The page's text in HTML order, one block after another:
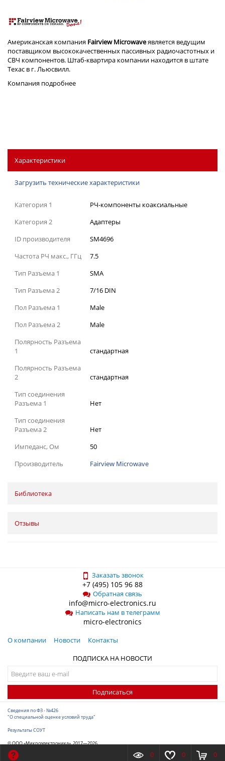
Американская компания Fairview Microwaveявляется ведущим
поставщиком высококачественных пассивных радиочастотных и
СВЧ компонентов. Штаб-квартира компании находится в штате
Техас в г. Льюсвилл.
Компания подробнее
Характеристики
Загрузить технические характеристики
Категория 1
РЧ-компоненты коаксиальные
Категория 2
Адаптеры
ID производителя
SM4696
Частота РЧ макс., ГГц
7.5
Тип Разъема 1
SMA
Тип Разъема 2
7/16 DIN
Пол Разъема 1
Male
Пол Разъема 2
Male
Полярность Разъема
1
стандартная
Полярность Разъема
2
стандартная
Тип соединения
Разъема 1
Нет
Тип соединения
Разъема 2
Нет
Импеданс, Ом
50
Производитель
Fairview Microwave
Библиотека
Отзывы
Заказать звонок
+7 (495) 105 96 88
Обратная связь
info@micro-electronics.ru
Написать нам в телеграмм
micro-electronics
О компании Новости
Контакты
ПОДПИСКА НА НОВОСТИ
Подписаться
Сведения по ФЗ - №426
"О специальной оценке условий труда"
Результаты СОУТ
© ООО «Микроэлектроника», 2017—2026
Разработка сайта
0 0 0